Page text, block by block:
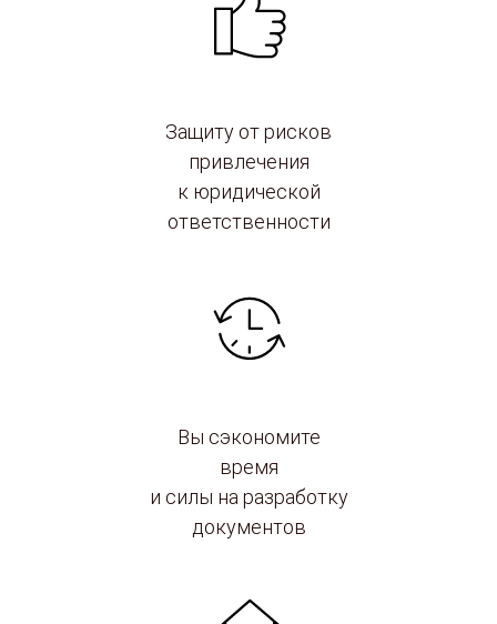
Защиту от рисков
привлечения
к юридической
ответственности
Вы сэкономите
время
и силы на разработку
документов